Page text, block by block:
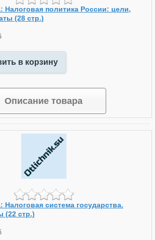
Налоговая политика России: цели,
(28 стр.)
в корзину
Описание товара
Налоговая система государства.
(22 стр.)